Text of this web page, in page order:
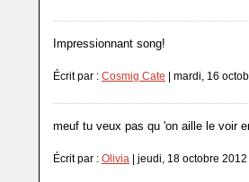
Impressionnant song!
Écrit par : Cosmig Cate | mardi, 16
meuf tu veux pas qu 'on aille le voir
Écrit par : Olivia | jeudi, 18 octobre 2012